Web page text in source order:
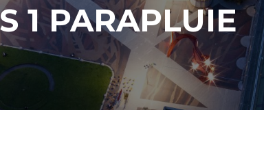
1 PARAPLUIE